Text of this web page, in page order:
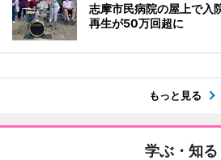
志摩市民病院の屋上で
再生が50万回超に
もっと見る
学ぶ・知る